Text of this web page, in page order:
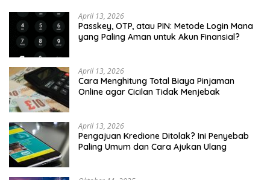
April 13, 2026
Passkey, OTP, atau PIN: Metode Login Mana
yang Paling Aman untuk Akun Finansial?
April 13, 2026
Cara Menghitung Total Biaya Pinjaman
Online agar Cicilan Tidak Menjebak
April 13, 2026
Pengajuan Kredione Ditolak? Ini Penyebab
Paling Umum dan Cara Ajukan Ulang